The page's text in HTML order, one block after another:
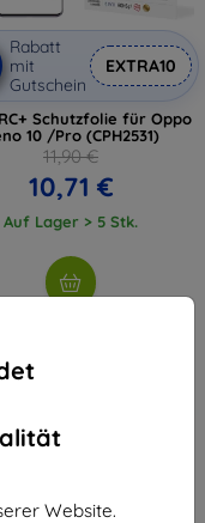
Website.
Rabatt
mit
Gutschein
EXTRA10
Schutzfolie für Oppo
10 /Pro (CPH2531)
11,90 €
10,71 €
Auf Lager > 5 Stk.